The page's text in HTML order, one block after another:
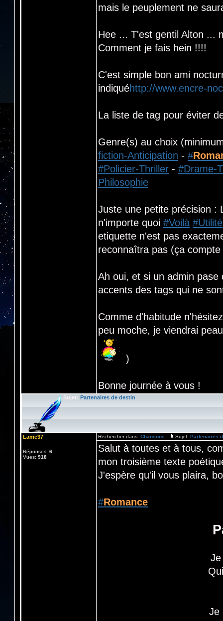
mais le peuplement ne
Hee ... T'est gentil Alton ...
Comment je fais hein !!!!
C'est simple bon ami
indiquéhttp://www.encre-
La liste de tag pour éviter
Genre(s) au choix
fiction-Anticipation - #
#Policier-Thriller - #Drame-
Philosophie
Juste une petite précision :
n'importe quoi #Voilà #Utilité
etiquette n'est pas
reconnaîtra pas (ça
Ah oui, et si un admin
accents des tags qui ne
Comme d'habitude
peu moche, je viendrai
)
Bonne journée à vous !
Sujet: Partenaires de destin
Lame37
Réponses: 6
Vues: 918
Rechercher dans: Chansons Sujet: Partenaires
Salut à toutes et à tous,
mon troisième texte
J'espère qu'il vous plaira,
#Romance
Je
Je